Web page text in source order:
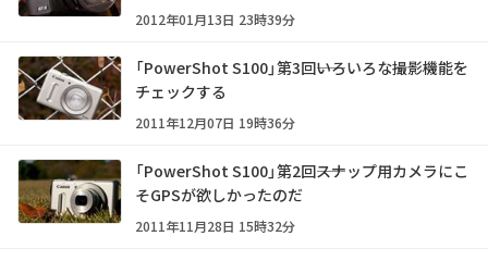
2012年01月13日 23時39分
「PowerShot S100」第3回――いろいろな撮影機能を
チェックする
2011年12月07日 19時36分
「PowerShot S100」第2回――スナップ用カメラにこ
そGPSが欲しかったのだ
2011年11月28日 15時32分